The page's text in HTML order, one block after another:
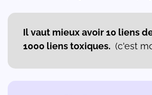
Il vaut mieux avoir 10 liens
1000 liens toxiques. (c'est